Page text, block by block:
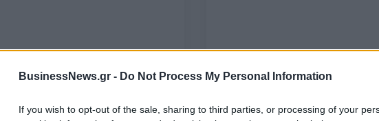
BusinessNews.gr - Do Not Process My Personal Information
If you wish to opt-out of the sale, sharing to third parties, or processing of your
29/06/2021 - 15:14 29/06/2021 - 12:38